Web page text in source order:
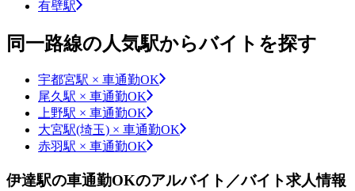
有壁駅
同一路線の人気駅からバイトを探す
宇都宮駅 × 車通勤OK
尾久駅 × 車通勤OK
上野駅 × 車通勤OK
大宮駅(埼玉) × 車通勤OK
赤羽駅 × 車通勤OK
伊達駅の車通勤OKのアルバイト／バイト求人情報